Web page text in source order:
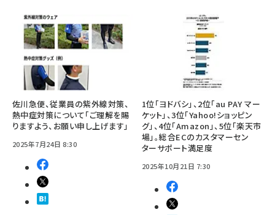
佐川急便、従業員の紫外線対策、
熱中症対策について「ご理解を賜
りますよう、お願い申し上げます」
2025年7月24日 8:30
1位「ヨドバシ」、2位「au PAY マー
ケット」、3位「Yahoo!ショッピン
グ」、4位「Amazon」、5位「楽天市
場」。総合ECのカスタマーセン
ターサポート満足度
2025年10月21日 7:30